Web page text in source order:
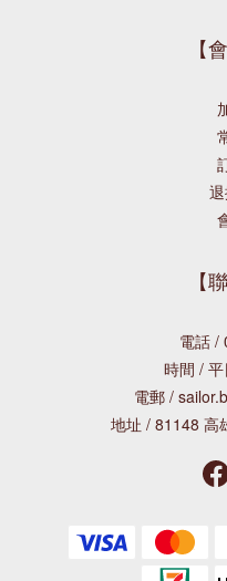
【
【
電話 /
時間 /
電郵 /
地址 / 81148 高